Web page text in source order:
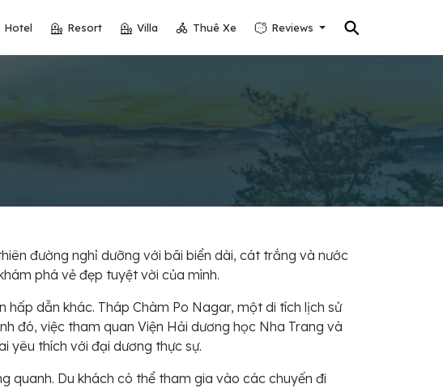
⚲
Hotel Resort Villa Thuê Xe Reviews
đường nghỉ dưỡng với bãi biển dài, cát trắng và nước
phá vẻ đẹp tuyệt vời của mình.
dẫn khác. Tháp Chàm Po Nagar, một di tích lịch sử
đó, việc tham quan Viện Hải dương học Nha Trang và
yêu thích với đại dương thực sự.
quanh. Du khách có thể tham gia vào các chuyến đi